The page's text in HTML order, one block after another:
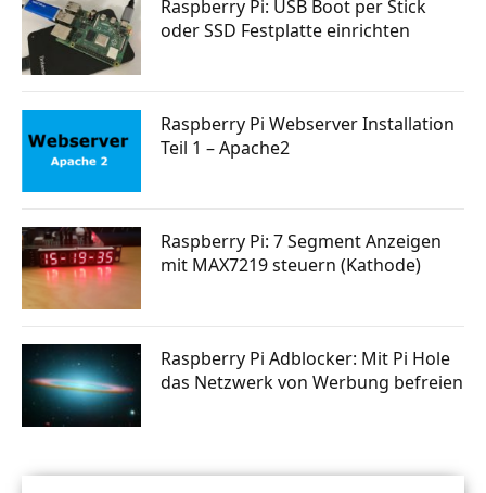
Raspberry Pi: USB Boot per Stick
oder SSD Festplatte einrichten
Raspberry Pi Webserver Installation
Teil 1 – Apache2
Raspberry Pi: 7 Segment Anzeigen
mit MAX7219 steuern (Kathode)
Raspberry Pi Adblocker: Mit Pi Hole
das Netzwerk von Werbung befreien